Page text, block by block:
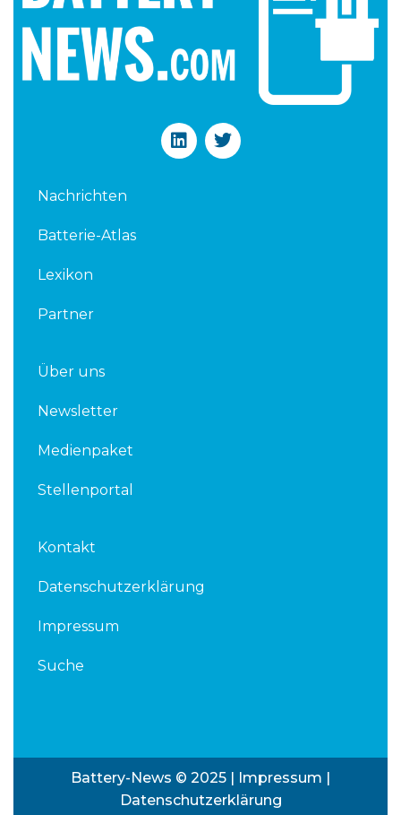
L
i
T
w
Nachrichten
Batterie-Atlas
Lexikon
Partner
Über uns
Newsletter
Medienpaket
Stellenportal
Kontakt
Datenschutzerklärung
Impressum
Suche
Battery-News © 2025 | Impressum |
Datenschutzerklärung